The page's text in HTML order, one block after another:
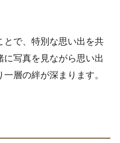
とで、特別な思い出を共
写真を見ながら思い出
層の絆が深まります。